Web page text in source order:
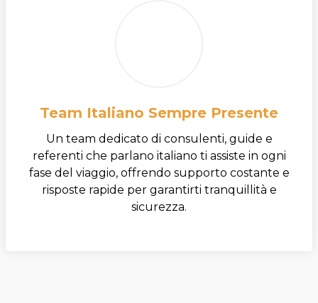
Team Italiano Sempre Presente
Un team dedicato di consulenti, guide e
referenti che parlano italiano ti assiste in ogni
fase del viaggio, offrendo supporto costante e
risposte rapide per garantirti tranquillità e
sicurezza.